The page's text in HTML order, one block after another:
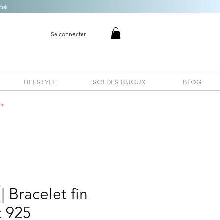
Se connecter
LIFESTYLE SOLDES BIJOUX BLOG
Bracelet fin
925